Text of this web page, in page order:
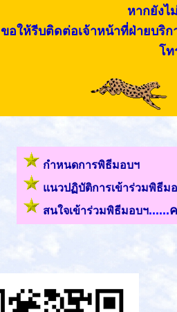
หากยังไ
ขอให้รีบติดต่อเจ้าหน้าที่ฝ่ายบริก
โท
กำหนดการพิธีมอบฯ
แนวปฏิบัติการเข้าร่วมพิธีม
สนใจเข้าร่วมพิธีมอบฯ......